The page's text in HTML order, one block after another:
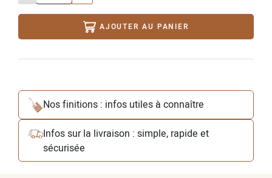
AJOUTER AU PANIER
Nos finitions : infos utiles à connaître
Infos sur la livraison : simple, rapide et
sécurisée